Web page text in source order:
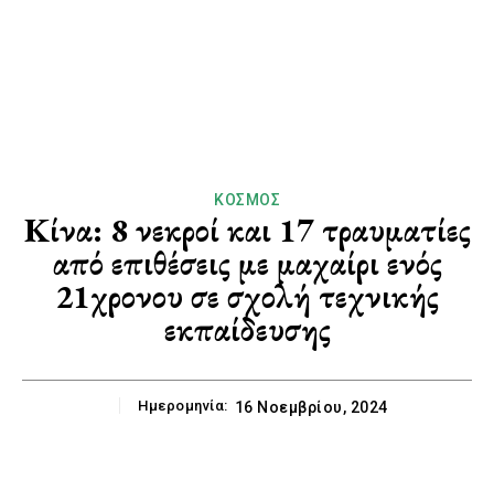
ΚΌΣΜΟΣ
Κίνα: 8 νεκροί και 17 τραυματίες
από επιθέσεις με μαχαίρι ενός
21χρονου σε σχολή τεχνικής
εκπαίδευσης
Ημερομηνία: 16 Νοεμβρίου, 2024